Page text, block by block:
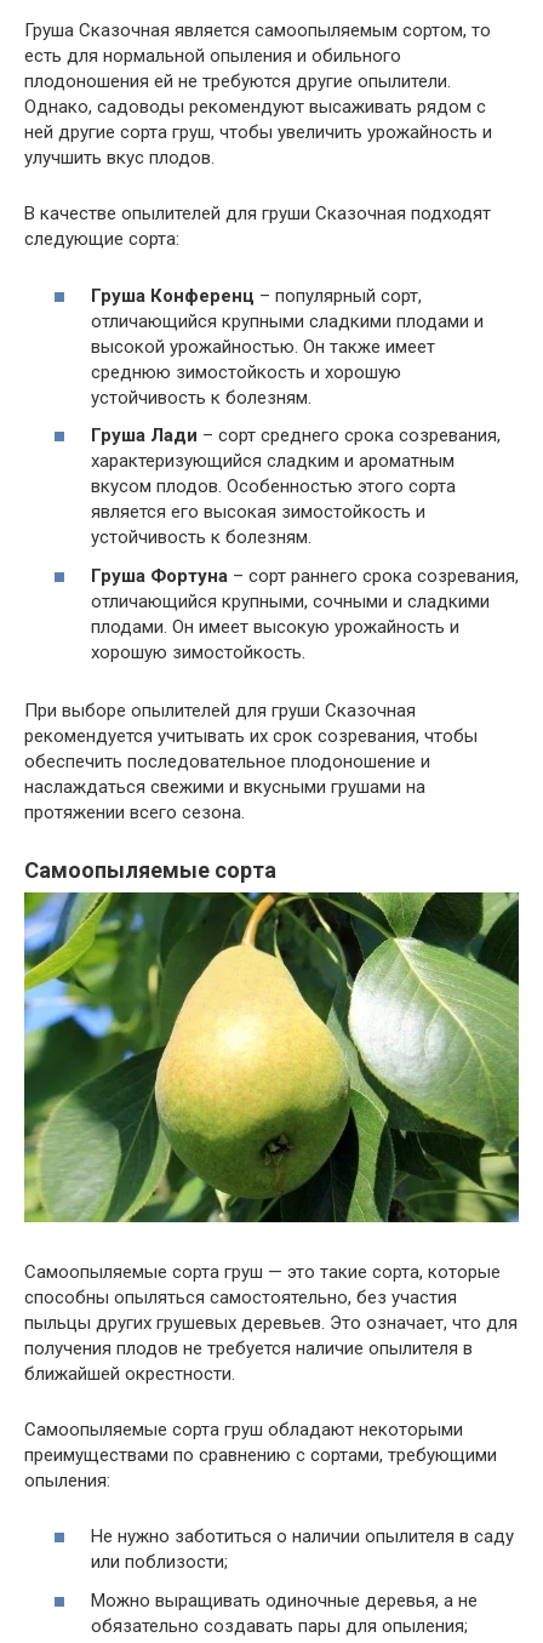
Груша Сказочная является самоопыляемым сортом, то
есть для нормальной опыления и обильного
плодоношения ей не требуются другие опылители.
Однако, садоводы рекомендуют высаживать рядом с
ней другие сорта груш, чтобы увеличить урожайность и
улучшить вкус плодов.
В качестве опылителей для груши Сказочная подходят
следующие сорта:
Груша Конференц – популярный сорт,
отличающийся крупными сладкими плодами и
высокой урожайностью. Он также имеет
среднюю зимостойкость и хорошую
устойчивость к болезням.
Груша Лади – сорт среднего срока созревания,
характеризующийся сладким и ароматным
вкусом плодов. Особенностью этого сорта
является его высокая зимостойкость и
устойчивость к болезням.
Груша Фортуна – сорт раннего срока созревания,
отличающийся крупными, сочными и сладкими
плодами. Он имеет высокую урожайность и
хорошую зимостойкость.
При выборе опылителей для груши Сказочная
рекомендуется учитывать их срок созревания, чтобы
обеспечить последовательное плодоношение и
наслаждаться свежими и вкусными грушами на
протяжении всего сезона.
Самоопыляемые сорта
Самоопыляемые сорта груш — это такие сорта, которые
способны опыляться самостоятельно, без участия
пыльцы других грушевых деревьев. Это означает, что для
получения плодов не требуется наличие опылителя в
ближайшей окрестности.
Самоопыляемые сорта груш обладают некоторыми
преимуществами по сравнению с сортами, требующими
опыления:
Не нужно заботиться о наличии опылителя в саду
или поблизости;
Можно выращивать одиночные деревья, а не
обязательно создавать пары для опыления;